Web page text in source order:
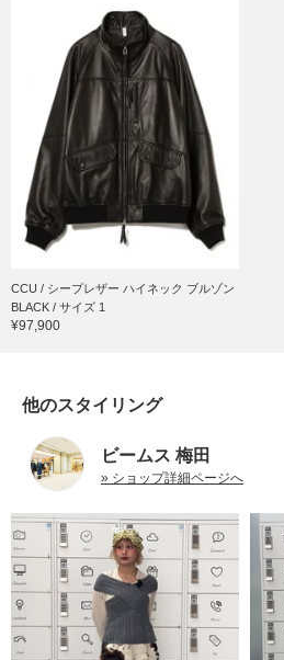
CCU / シープレザー ハイネック ブルゾン
BLACK / サイズ 1
¥97,900
他のスタイリング
ビームス 梅田
» ショップ詳細ページへ